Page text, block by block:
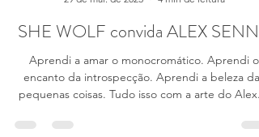
29 de mai. de 2023
4 min de leitura
SHE WOLF convida ALEX SENNA
Aprendi a amar o monocromático. Aprendi o
pequenas coisas. Tudo isso com a arte do